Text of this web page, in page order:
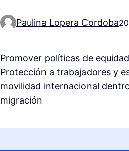
Paulina Lopera Cordoba
Promover políticas de
Protección a trabajadores y
movilidad internacional
migración